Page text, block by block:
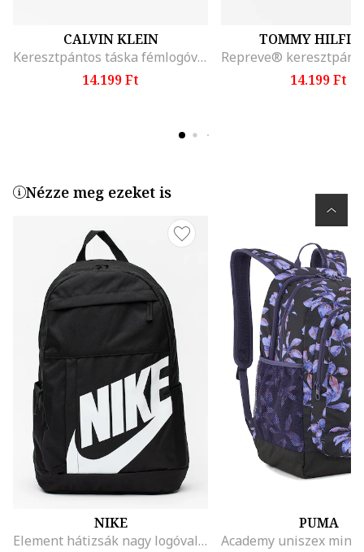
CALVIN KLEIN
Keresztpántos táska fémlogóval, Fekete
14.199 Ft
TOMMY
14.199 Ft
Nézze meg ezeket is
NIKE
Element hátizsák nagy logóval - 21 l, Fehér/Fekete
PUMA